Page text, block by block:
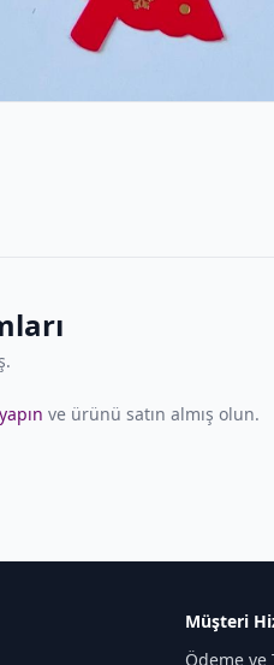
ve ürünü satın almış olun.
Müşteri
Ödeme ve